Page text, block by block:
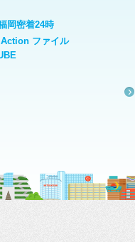
岡密着24時
ファイル